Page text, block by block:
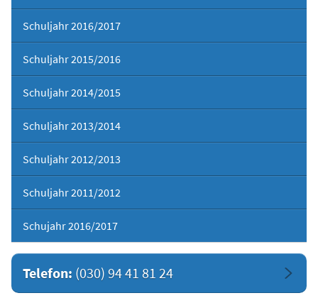
Schuljahr 2016/2017
Schuljahr 2015/2016
Schuljahr 2014/2015
Schuljahr 2013/2014
Schuljahr 2012/2013
Schuljahr 2011/2012
Schujahr 2016/2017
Telefon: (030) 94 41 81 24